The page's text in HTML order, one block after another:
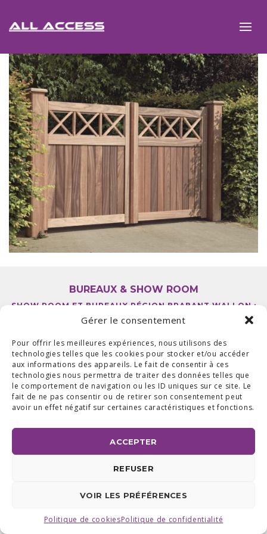
Gérer le consentement
Pour offrir les meilleures expériences, nous utilisons des
technologies telles que les cookies pour stocker et/ou accéder
aux informations des appareils. Le fait de consentir à ces
technologies nous permettra de traiter des données telles que
le comportement de navigation ou les ID uniques sur ce site. Le
fait de ne pas consentir ou de retirer son consentement peut
avoir un effet négatif sur certaines caractéristiques et fonctions.
ACCEPTER
REFUSER
VOIR LES PRÉFÉRENCES
Politique de cookiesPolitique de confidentialité
BUREAUX & SHOW ROOM
SHOW ROOM ET BUREAUX RÉGION BRABANT WALLON :
BUREAUX RÉGION LIÉGEOISE :RUE DE LA FERME 71 BTE 2,
©2025 ALL ACCESS |
POLITIQUE DE CONFIDENTIALITÉ
MADE WITH
BYI-LOGICS